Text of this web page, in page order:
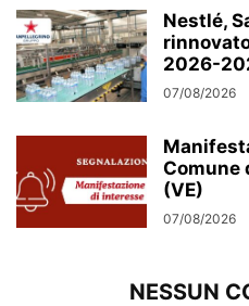
Nestlé,
2026-
07/08/2026
Comune
(VE)
07/08/2026
NESSUN